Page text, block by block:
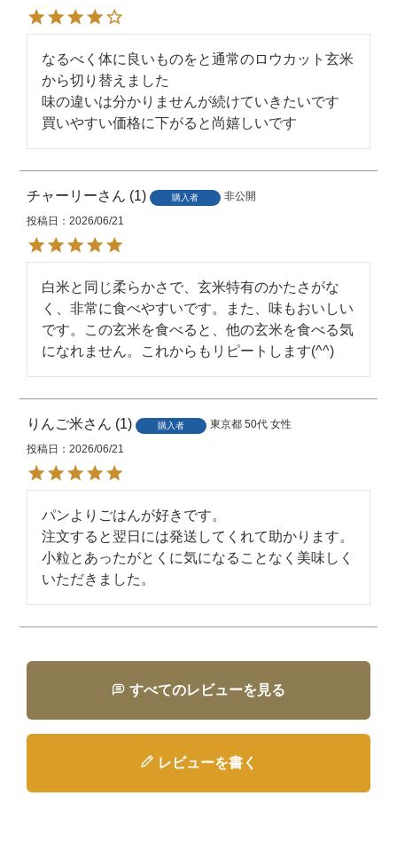
賞味期限
1ヶ月を目安にお早めにお召し上が
りください。
保存方法
密閉できる容器に入れて、冷暗所
（冷蔵庫など）に保存してくださ
い。
販売者
JANコード
備考
※掲載画像はイメージです。パッケ
ージなど、予告なく変更になる場合
がございます。
なるべく体に良いものをと通常のロウカット玄米
から切り替えました
味の違いは分かりませんが続けていきたいです
買いやすい価格に下がると尚嬉しいです
チャーリー 1 購入者
非公開
投稿日
2026/06/21
白米と同じ柔らかさで、玄米特有のかたさがな
く、非常に食べやすいです。また、味もおいしい
です。この玄米を食べると、他の玄米を食べる気
になれません。これからもリピートします(^^)
りんご米 1 購入者 東京都 50代 女性
投稿日
2026/06/21
パンよりごはんが好きです。
注文すると翌日には発送してくれて助かります。
小粒とあったがとくに気になることなく美味しく
いただきました。
すべてのレビューを見る
レビューを書く